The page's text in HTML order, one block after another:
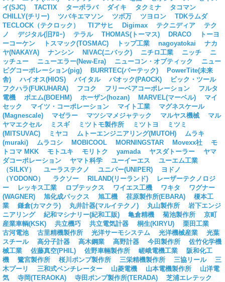
イ(SJC)
TACTIX ターボラバ ダイキ タクミナ
タコマン
CHILLY(チリー)
ツバキエマソン ツボ万 ツヨロン
TDKラムダ
TECLOCK（テクロック）
TIアサヒ Digimax テクニディア
テク
ノ
デジタル(旧ｱﾛｰ) テラル THOMAS(トーマス) DRACO
トーヨ
ーコーケン
トスマック(TOSMAC) トップ工業 nagoyatokai
ナカ
ヤ(NAKAYA)
ナンシン NIVAC(ニバック) ニチロ工業 ニッチ
ニ
ッチュー
ニューエラー(New-Era) ニューコン・オプティック
ニュー
ピグコーポレーション(pig)
BURRTEC(バーテック)
PowerTite(未来
舎)
ハイオス(HIOS) バイタル パオック(PAOCK)
ビック・ツール
フクハラ(FUKUHARA)
フコク フリーベアコーポレーション
フルタ
電機
ボエム(BOEHM) ホーザン(hozan) MARVEL(マーベル)
マイ
セック
マイツ・コーポレーション マイト工業
マグネスケール
(Magnescale)
マゼラー マツシマメジャテック マルヤス機械
マル
ヤマエクセル
ミスギ ミツトモ製作所 ミツトヨ
ミツミ
(MITSUVAC)
ミヤコ ムトーエンジニアリング(MUTOH)
ムラキ
(muraki)
ムラコシ MOBICOOL MORNINGSTAR Movexx社
モ
トコマ MKK
モトユキ モリトク yamada ヤスダトーラー
ヤマ
ダコーポレーション
ヤマト科学 ユーイーエス
ユーエム工業
（SILKY）
ユーラステクノ ユニパー(UNIPER)
ヨドノ
（YODONO）
ラクソー RILAND(リーランド)
レーザーテクノロジ
ー
レッキス工業 ロブテックス ワイエス工機 ワキタ
ワグナー
(WAGNER)
旭化成パックス 旭工機 荏原製作所(EBARA)
榎本工
業
鎌倉(カマクラ) 丸井計器(マルイテクノ) 丸山製作所
岩下エンジ
ニアリング
紀和マシナリー(紀和工販) 亀倉精機 菊池製作所
京町
産業車輌(KSK)
共立機巧 共立電気計器 桐生(KIRYU)
栗田工業
古河電池
古里精機製作所 光洋サーモシステム 光洋機械産業
光葉
スチール
高分子計器 高木鋼業 高野計器 今田製作所
佐竹化学機
械工業
佐藤真空(PHIL) 佐野車輛製作所 嵯峨電機工業
阪和化工
機
鷺宮製作所 桜川ポンプ製作所 三栄精機製作所 三協リール
三
木プーリ
三和式ベンチレーター 山菱電機 山本電機製作所
山洋電
気
寺岡(TERAOKA) 寺田ポンプ製作所(TERADA)
芝浦エレテック